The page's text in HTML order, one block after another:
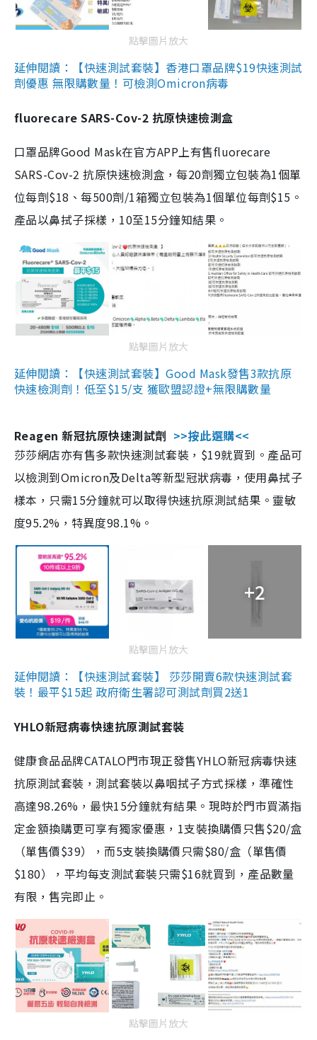
點擊圖片放大
延伸閱讀：【快速測試套裝】香港口罩品牌$19快速測試
劑優惠 無限購數量！可檢測Omicron病毒
fluorecare SARS-Cov-2 抗原快速檢測盒
口罩品牌Good Mask在官方APP上有售fluorecare
SARS-Cov-2 抗原快速檢測盒，每20劑獨立包裝為1個單
位每劑$18、每500劑/1箱獨立包裝為1個單位每劑$15。
產品以鼻拭子採樣，10至15分鐘知結果。
點擊圖片放大
延伸閱讀：【快速測試套裝】Good Mask發售3款抗原
快速檢測劑！低至$15/支 獲歐盟認證+無限購數量
Reagen 新冠抗原快速測試劑 >>按此選購<<
莎莎網店亦有售多款快速測試套裝，$19就買到。產品可
以檢測到Omicron及Delta等新型冠狀病毒，使用鼻拭子
樣本，只需15分鐘就可以取得快速抗原測試結果。靈敏
度95.2%，特異度98.1%。
+2
點擊圖片放大
延伸閱讀：【快速測試套裝】 莎莎開賣6款快速測試套
裝！最平$15起 政府衛生署認可測試劑買2送1
YHLO新冠病毒快速抗原測試套裝
健康食品品牌CATALO門市現正發售YHLO新冠病毒快速
抗原測試套裝，測試套裝以鼻咽拭子方式採樣，準確性
高達98.26%，最快15分鐘就有結果。現時於門市買滿指
定金額換購更可享有獨家優惠，1支裝換購價只售$20/盒
（單售價$39），而5支裝換購價只需$80/盒（單售價
$180），平均每支測試套裝只需$16就買到，產品數量
有限，售完即止。
點擊圖片放大